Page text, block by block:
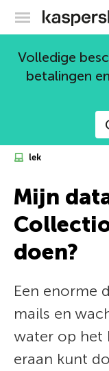
Volledige
betalingen
lek
Mijn
doen?
Een enorme
mails en
water op het
eraan kunt